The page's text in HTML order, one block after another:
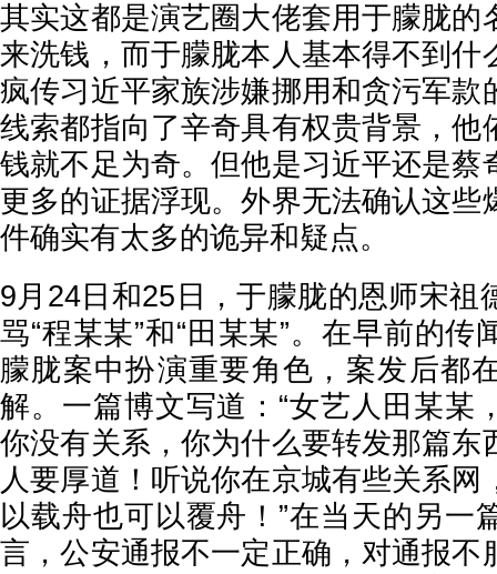
其实这都是演艺圈大佬套用于朦胧的
来洗钱，而于朦胧本人基本得不到什
疯传习近平家族涉嫌挪用和贪污军款
线索都指向了辛奇具有权贵背景，他
钱就不足为奇。但他是习近平还是蔡
更多的证据浮现。外界无法确认这些
件确实有太多的诡异和疑点。
9月24日和25日，于朦胧的恩师宋祖
骂“程某某”和“田某某”。在早前的传
朦胧案中扮演重要角色，案发后都
解。一篇博文写道：“女艺人田某某
你没有关系，你为什么要转发那篇东
人要厚道！听说你在京城有些关系网
以载舟也可以覆舟！”在当天的另一
言，公安通报不一定正确，对通报不